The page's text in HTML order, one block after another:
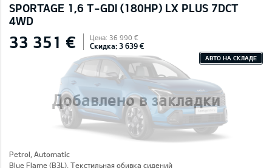
SPORTAGE 1,6 T-GDI (180HP) LX PLUS 7DCT
4WD
Добавлено в закладки
33 351 € Цена: 36 990 €
Скидка: 3 639 €
АВТО НА СКЛАДЕ
Petrol, Automatic
Blue Flame (B3L), Текстильная обивка сидений